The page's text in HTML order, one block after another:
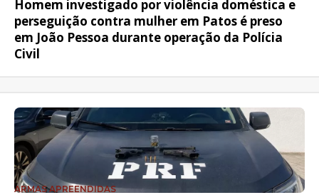
Homem investigado por violência doméstica e
perseguição contra mulher em Patos é preso
em João Pessoa durante operação da Polícia
Civil
ARMAS APREENDIDAS